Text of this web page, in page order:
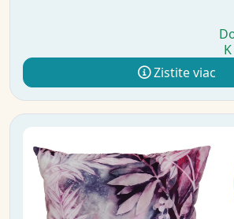
Zistite viac